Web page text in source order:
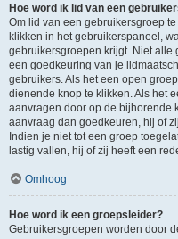
Hoe word ik lid van een
Om lid van een gebruikersgroep
klikken in het gebruikerspaneel,
gebruikersgroepen krijgt. Niet alle
een goedkeuring van je
gebruikers. Als het een open
dienende knop te klikken. Als het
aanvragen door op de bijhorende
aanvraag dan goedkeuren, hij of
Indien je niet tot een groep
lastig vallen, hij of zij heeft een
Omhoog
Hoe word ik een groepsleider?
Gebruikersgroepen worden door